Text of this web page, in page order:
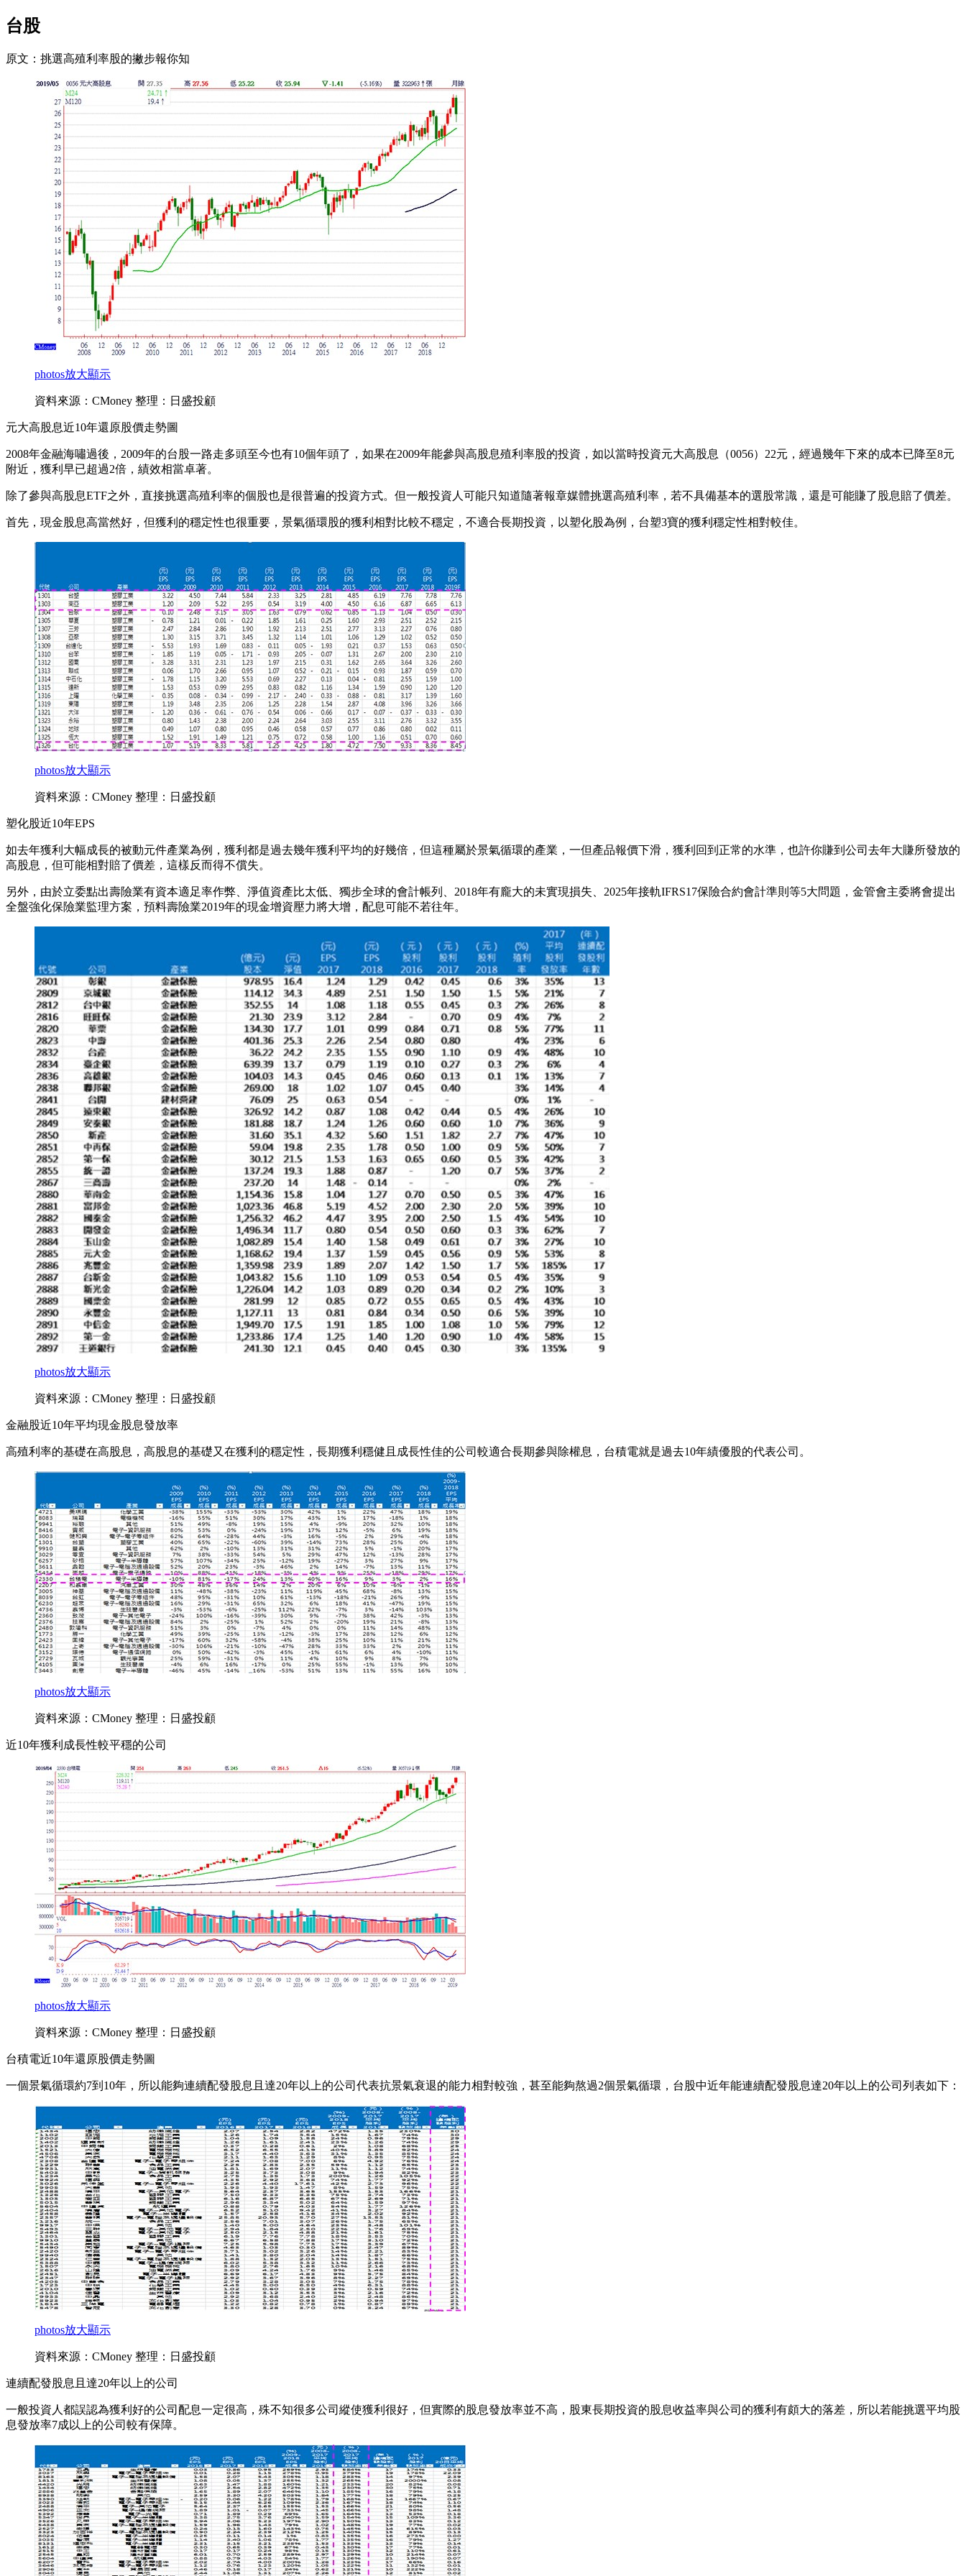
台股
原文：挑選高殖利率股的撇步報你知
photos放大顯示
資料來源：CMoney 整理：日盛投顧
元大高股息近10年還原股價走勢圖
2008年金融海嘯過後，2009年的台股一路走多頭至今也有10個年頭了，如果在2009年能參與高股息殖利率股的投資，如以當時投資元大高股息（0056）22元，經過幾年下來的成本已降至8元
附近，獲利早已超過2倍，績效相當卓著。
除了參與高股息ETF之外，直接挑選高殖利率的個股也是很普遍的投資方式。但一般投資人可能只知道隨著報章媒體挑選高殖利率，若不具備基本的選股常識，還是可能賺了股息賠了價差。
首先，現金股息高當然好，但獲利的穩定性也很重要，景氣循環股的獲利相對比較不穩定，不適合長期投資，以塑化股為例，台塑3寶的獲利穩定性相對較佳。
photos放大顯示
資料來源：CMoney 整理：日盛投顧
塑化股近10年EPS
如去年獲利大幅成長的被動元件產業為例，獲利都是過去幾年獲利平均的好幾倍，但這種屬於景氣循環的產業，一但產品報價下滑，獲利回到正常的水準，也許你賺到公司去年大賺所發放的
高股息，但可能相對賠了價差，這樣反而得不償失。
另外，由於立委點出壽險業有資本適足率作弊、淨值資產比太低、獨步全球的會計帳列、2018年有龐大的未實現損失、2025年接軌IFRS17保險合約會計準則等5大問題，金管會主委將會提出
全盤強化保險業監理方案，預料壽險業2019年的現金增資壓力將大增，配息可能不若往年。
photos放大顯示
資料來源：CMoney 整理：日盛投顧
金融股近10年平均現金股息發放率
高殖利率的基礎在高股息，高股息的基礎又在獲利的穩定性，長期獲利穩健且成長性佳的公司較適合長期參與除權息，台積電就是過去10年績優股的代表公司。
photos放大顯示
資料來源：CMoney 整理：日盛投顧
近10年獲利成長性較平穩的公司
photos放大顯示
資料來源：CMoney 整理：日盛投顧
台積電近10年還原股價走勢圖
一個景氣循環約7到10年，所以能夠連續配發股息且達20年以上的公司代表抗景氣衰退的能力相對較強，甚至能夠熬過2個景氣循環，台股中近年能連續配發股息達20年以上的公司列表如下：
photos放大顯示
資料來源：CMoney 整理：日盛投顧
連續配發股息且達20年以上的公司
一般投資人都誤認為獲利好的公司配息一定很高，殊不知很多公司縱使獲利很好，但實際的股息發放率並不高，股東長期投資的股息收益率與公司的獲利有頗大的落差，所以若能挑選平均股
息發放率7成以上的公司較有保障。